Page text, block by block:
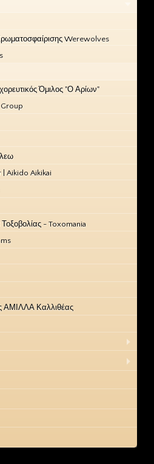
Werewolves
Όμιλος "Ο Αρίων"
Aikido Aikikai
- Toxomania
ΑΜΙΛΛΑ Καλλιθέας